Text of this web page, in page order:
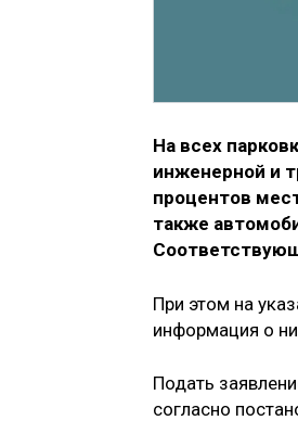
На всех
инженерной и
процентов
также
При этом на
информация о
Подать
согласно